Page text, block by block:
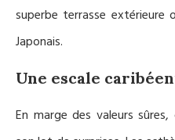
superbe terrasse extérieure
Japonais.
Une escale
En marge des valeurs